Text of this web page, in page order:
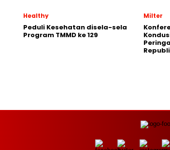
Healthy
Peduli Kesehatan disela-sela
Program TMMD ke 129
Milter